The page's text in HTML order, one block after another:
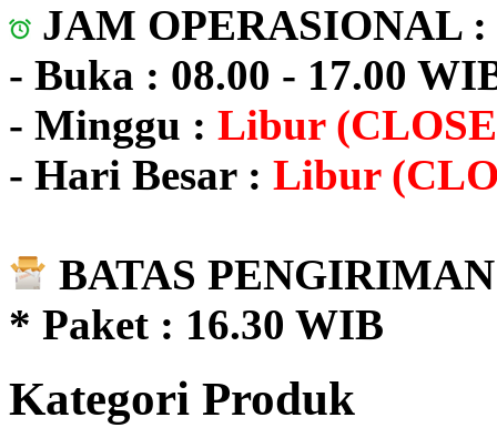
JAM OPERASIONAL :
- Buka : 08.00 - 17.00
- Minggu : Libur
- Hari Besar : Libur
BATAS
* Paket : 16.30 WIB
Kategori Produk